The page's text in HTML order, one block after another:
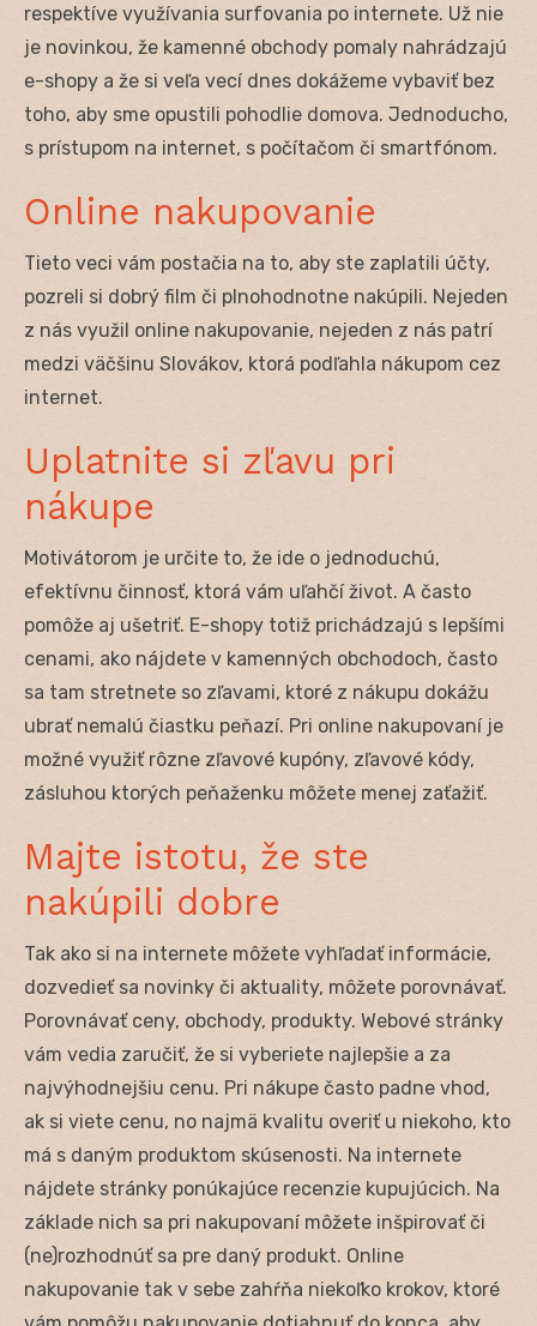
respektíve využívania surfovania po internete. Už nie
je novinkou, že kamenné obchody pomaly nahrádzajú
e-shopy a že si veľa vecí dnes dokážeme vybaviť bez
toho, aby sme opustili pohodlie domova. Jednoducho,
s prístupom na internet, s počítačom či smartfónom.
Online nakupovanie
Tieto veci vám postačia na to, aby ste zaplatili účty,
pozreli si dobrý film či plnohodnotne nakúpili. Nejeden
z nás využil online nakupovanie, nejeden z nás patrí
medzi väčšinu Slovákov, ktorá podľahla nákupom cez
internet.
Uplatnite si zľavu pri
nákupe
Motivátorom je určite to, že ide o jednoduchú,
efektívnu činnosť, ktorá vám uľahčí život. A často
pomôže aj ušetriť. E-shopy totiž prichádzajú s lepšími
cenami, ako nájdete v kamenných obchodoch, často
sa tam stretnete so zľavami, ktoré z nákupu dokážu
ubrať nemalú čiastku peňazí. Pri online nakupovaní je
možné využiť rôzne zľavové kupóny, zľavové kódy,
zásluhou ktorých peňaženku môžete menej zaťažiť.
Majte istotu, že ste
nakúpili dobre
Tak ako si na internete môžete vyhľadať informácie,
dozvedieť sa novinky či aktuality, môžete porovnávať.
Porovnávať ceny, obchody, produkty. Webové stránky
vám vedia zaručiť, že si vyberiete najlepšie a za
najvýhodnejšiu cenu. Pri nákupe často padne vhod,
ak si viete cenu, no najmä kvalitu overiť u niekoho, kto
má s daným produktom skúsenosti. Na internete
nájdete stránky ponúkajúce recenzie kupujúcich. Na
základe nich sa pri nakupovaní môžete inšpirovať či
(ne)rozhodnúť sa pre daný produkt. Online
nakupovanie tak v sebe zahŕňa niekoľko krokov, ktoré